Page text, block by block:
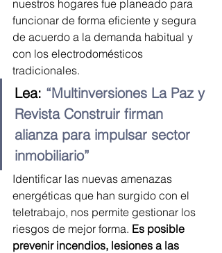
nuestros hogares fue planeado para
funcionar de forma eficiente y segura
de acuerdo a la demanda habitual y
con los electrodomésticos
tradicionales.
Lea: “Multinversiones La Paz y
Revista Construir firman
alianza para impulsar sector
inmobiliario”
Identificar las nuevas amenazas
energéticas que han surgido con el
teletrabajo, nos permite gestionar los
riesgos de mejor forma. Es posible
prevenir incendios, lesiones a las